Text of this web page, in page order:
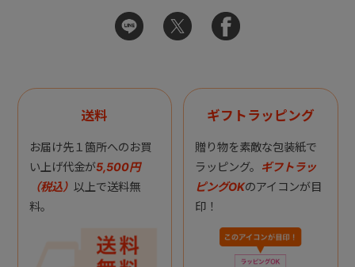
送料
お届け先１箇所へのお買
い上げ代金が5,500円
（税込） 以上で送料無
料。
ギフトラッピング
贈り物を素敵な包装紙で
ラッピング。 ギフトラッ
ピングOKのアイコンが目
印！